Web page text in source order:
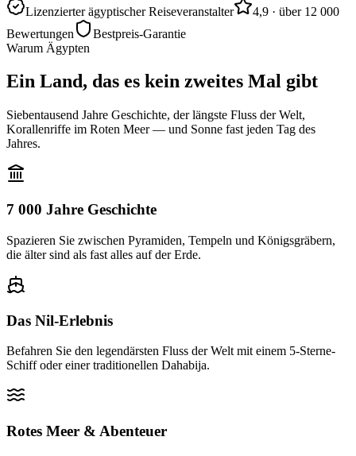
Lizenzierter ägyptischer Reiseveranstalter
4,9 · über 12 000
Bewertungen
Bestpreis-Garantie
Warum Ägypten
Ein Land, das es kein zweites Mal gibt
Siebentausend Jahre Geschichte, der längste Fluss der Welt,
Korallenriffe im Roten Meer — und Sonne fast jeden Tag des
Jahres.
7 000 Jahre Geschichte
Spazieren Sie zwischen Pyramiden, Tempeln und Königsgräbern,
die älter sind als fast alles auf der Erde.
Das Nil-Erlebnis
Befahren Sie den legendärsten Fluss der Welt mit einem 5-Sterne-
Schiff oder einer traditionellen Dahabija.
Rotes Meer & Abenteuer